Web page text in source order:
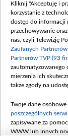
Kliknij "Akceptuję i
korzystanie z
dostęp do informacji
przechowywanie
nas, czyli Telewizję
Zaufanych
Partnerów TVP (93
zautomatyzowanego
mierzenia ich
także zgody na
Twoje dane osobowe
poszczególnych
zapisywane za
WWW lub innych